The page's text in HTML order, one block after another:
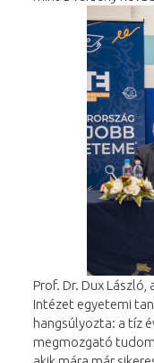
Prof. Dr. Dux
Intézet egyetemi
hangsúlyozta: a tíz
megmozgató